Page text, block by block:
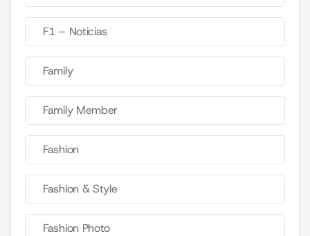
F1 – Noticias
Family
Family Member
Fashion
Fashion & Style
Fashion Photo